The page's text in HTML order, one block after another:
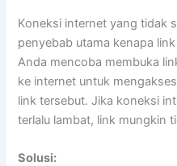
Koneksi internet yang tidak
penyebab utama kenapa
Anda mencoba membuka
ke internet untuk
link tersebut. Jika koneksi
terlalu lambat, link mungkin
Solusi: